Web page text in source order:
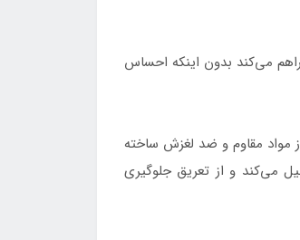
۲۲ سانتی‌متر، فضایی مناسب برای دو نفر فراهم می‌کند بدون اینکه احساس
مقاوم و ضد لغزش ساخته
می‌کند و از تعریق جلوگیری